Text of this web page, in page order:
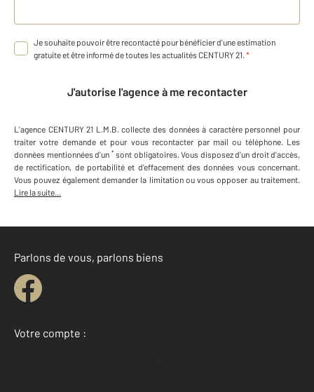
Je souhaite pouvoir être recontacté pour bénéficier d'une estimation
gratuite et être informé de toutes les actualités CENTURY 21. *
J'autorise l'agence à me recontacter
L'agence CENTURY 21 L.M.B. collecte des données à caractère personnel pour
traiter votre demande et pour vous recontacter par mail ou téléphone. Les
données mentionnées d'un * sont obligatoires. Vous disposez d'un droit d'accès,
de rectification, de portabilité et d'effacement des données vous concernant.
Vous pouvez également demander la limitation ou vous opposer au traitement.
Lire la suite...
Parlons de vous, parlons biens
Votre compte :
Accéder à mon compte